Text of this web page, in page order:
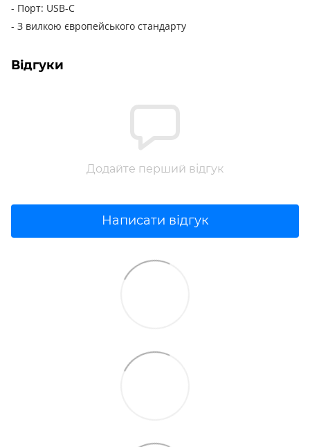
- Порт: USB-C
- З вилкою європейського стандарту
Відгуки
Додайте перший відгук
Написати відгук